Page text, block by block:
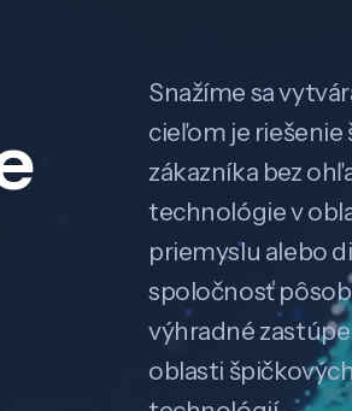
Snažíme sa
cieľom je
zákazníka bez
technológie v
priemyslu alebo
spoločnosť
výhradné
oblasti